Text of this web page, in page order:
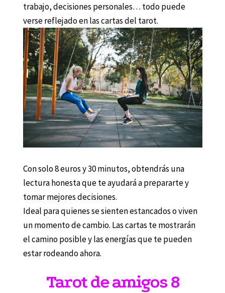
trabajo, decisiones personales… todo puede
verse reflejado en las cartas del tarot.
Con solo 8 euros y 30 minutos, obtendrás una
lectura honesta que te ayudará a prepararte y
tomar mejores decisiones.
Ideal para quienes se sienten estancados o viven
un momento de cambio. Las cartas te mostrarán
el camino posible y las energías que te pueden
estar rodeando ahora.
Tarot de amigos 8